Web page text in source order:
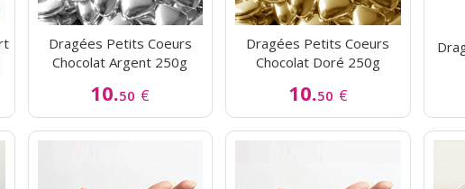
Dragées Petits Coeurs
Chocolat Argent 250g
10.50 €
Dragées Petits Coeurs
Chocolat Doré 250g
10.50 €